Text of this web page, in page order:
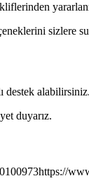
sizlere
destek alabilirsiniz.
duyarız.